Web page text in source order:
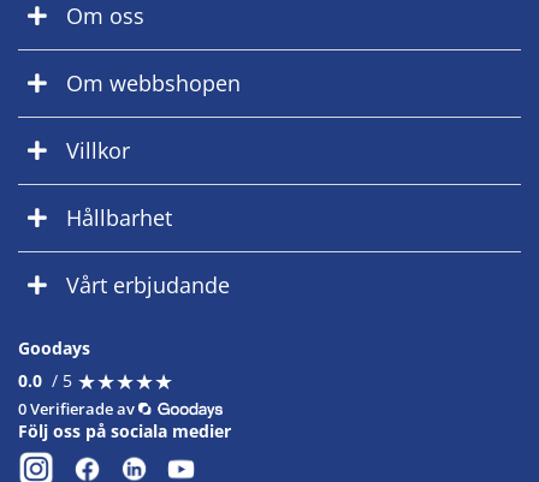
Om oss
Om webbshopen
Villkor
Hållbarhet
Vårt erbjudande
Goodays
0.0 / 5 ★★★★★
★★★★★
0 Verifierade av
Följ oss på sociala medier